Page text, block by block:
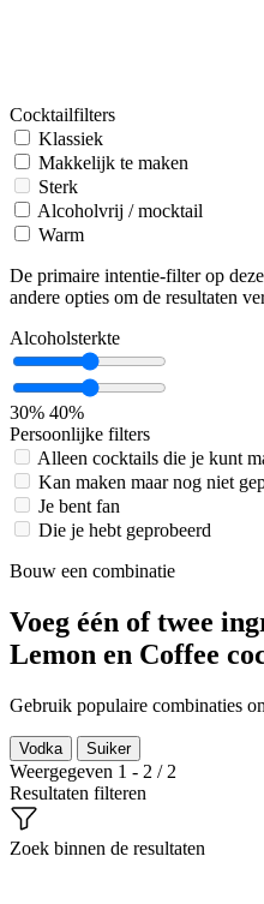
Cocktailfilters
Klassiek
Makkelijk te maken
Sterk
Alcoholvrij / mocktail
Warm
De primaire intentie-filter op
andere opties om de resultaten
Alcoholsterkte
30% 40%
Persoonlijke filters
Alleen cocktails die je kunt
Kan maken maar nog niet
Je bent fan
Die je hebt geprobeerd
Bouw een combinatie
Voeg één of twee
Lemon en Coffee
Gebruik populaire combinaties
Vodka Suiker
Weergegeven 1 - 2 / 2
Resultaten filteren
Zoek binnen de resultaten